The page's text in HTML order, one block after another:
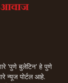
'पुणे बुलेटिन' हे पुणे
न्यूज पोर्टल आहे.